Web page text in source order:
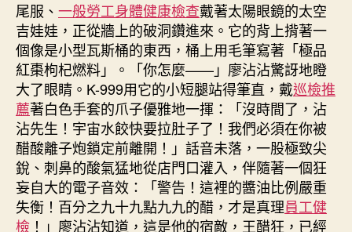
尾服、 一般勞工身體健康檢查戴著太陽眼鏡的太空
吉娃娃，正從牆上的破洞鑽進來。它的背上揹著一
個像是小型瓦斯桶的東西，桶上用毛筆寫著「極品
紅棗枸杞燃料」。「你怎麼——」廖沾沾驚訝地瞪
大了眼睛。K-999用它的小短腿站得筆直，戴巡檢推
薦著白色手套的爪子優雅地一揮：「沒時間了，沾
沾先生！宇宙水餃快要拉肚子了！我們必須在你被
醋酸離子炮鎖定前離開！」話音未落，一股極致尖
銳、刺鼻的酸氣猛地從店門口灌入，伴隨著一個狂
妄自大的電子音效：「警告！這裡的醬油比例嚴重
失衡！百分之九十九點九九的醋，才是真理員工健
檢 ！」廖沾沾知道，這是他的宿敵，王醋狂，已經